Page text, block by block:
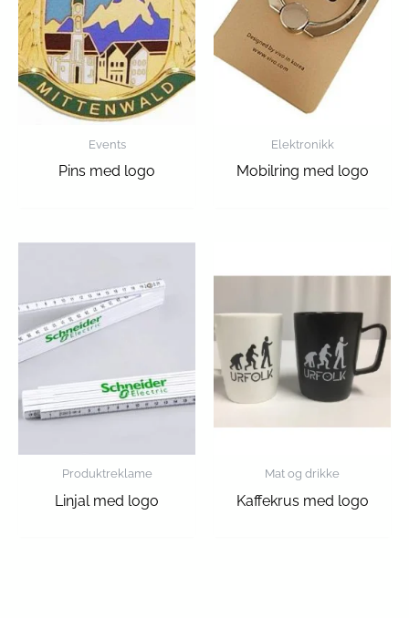
Events
Pins med logo
Elektronikk
Mobilring med logo
Produktreklame
Linjal med logo
Mat og drikke
Kaffekrus med logo